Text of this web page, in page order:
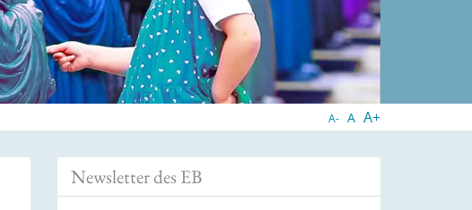
A- A A+
Newsletter des EB